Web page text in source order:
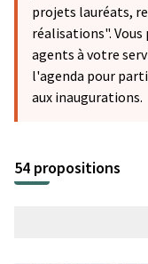
projets lauréats,
réalisations".
agents à votre
l'agenda pour
aux inaugurations.
54 propositions